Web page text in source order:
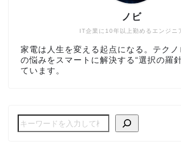
IT企業に10年以上勤めるエンジニ
ノビ
家電は人生を変える起点になる。テクノ
の悩みをスマートに解決する“選択の羅
ています。